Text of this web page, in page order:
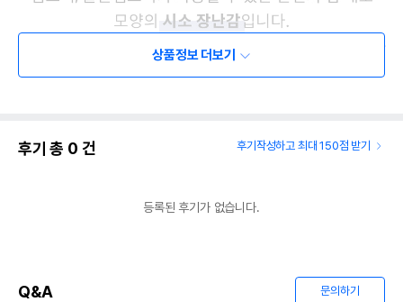
상품정보 더보기
후기 총 0 건 후기작성하고 최대 150점 받기
등록된 후기가 없습니다.
Q&A 문의하기